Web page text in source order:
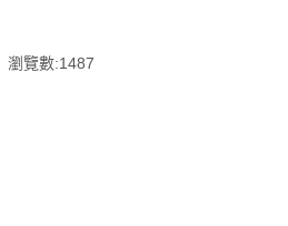
瀏覽數:1487